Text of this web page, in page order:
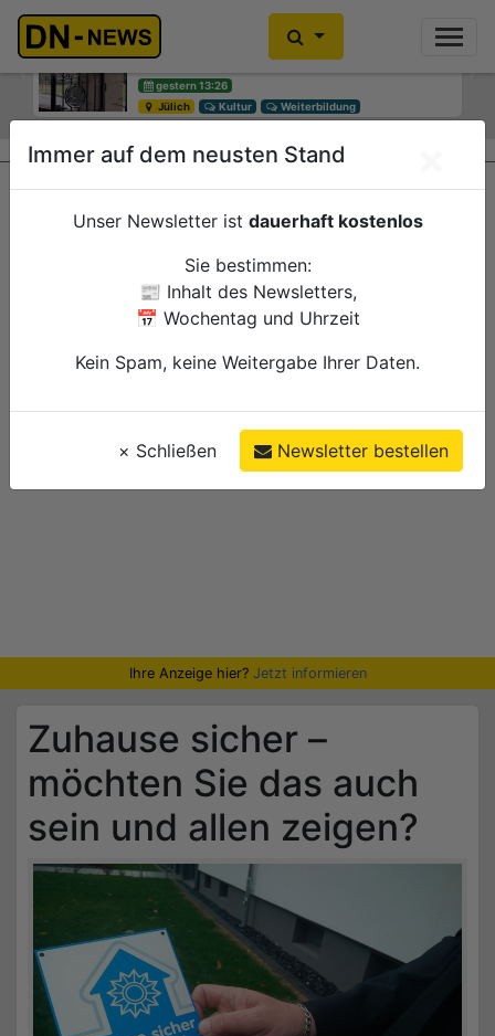
Diskussionen um Villa Buth:
Erinnerungsort oder Abriss?
gestern 13:26
Jülich
Kultur Weiterbildung
Einbrecher im Kleiderschrank
gefunden
gestern 10:30
Düren
Polizei
Previous
Ihre Anzeige hier? Jetzt informieren
Zuhause sicher –
möchten Sie das auch
sein und allen zeigen?
Immer auf dem neusten Stand
Unser Newsletter ist dauerhaft kostenlos
Sie bestimmen:
📰 Inhalt des Newsletters,
📅 Wochentag und Uhrzeit
Kein Spam, keine Weitergabe Ihrer Daten.
× Schließen Newsletter bestellen